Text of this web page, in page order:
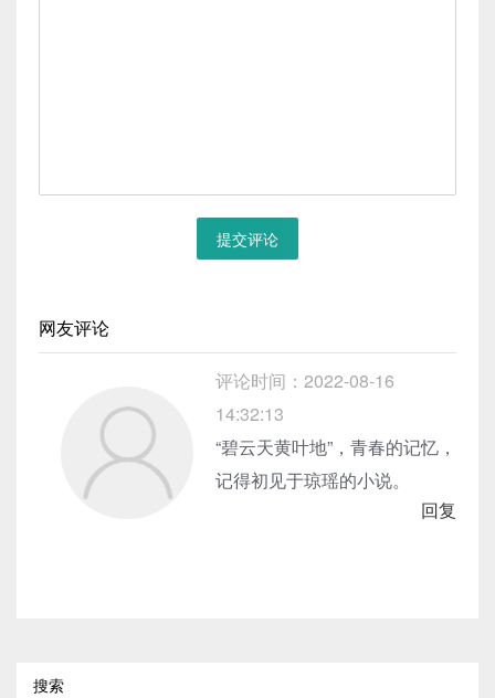
提交评论
网友评论
评论时间：2022-08-16
14:32:13
“碧云天黄叶地”，青春的记忆，
记得初见于琼瑶的小说。
回复
搜索